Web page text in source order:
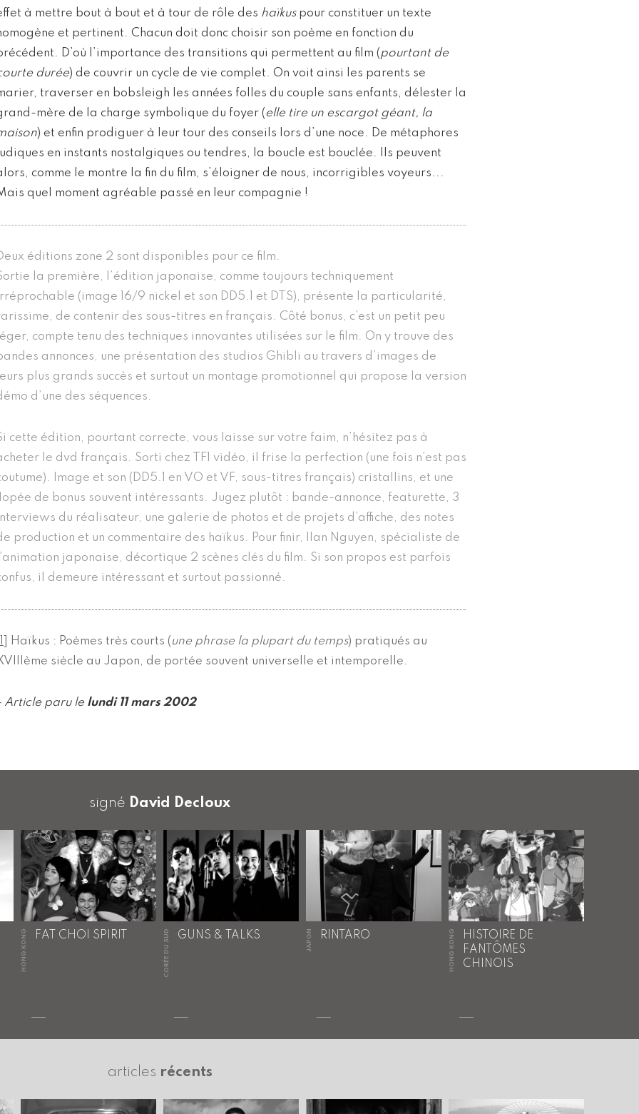
à mettre bout à bout et à tour de rôle des haïkuspour constituer un texte
et pertinent. Chacun doit donc choisir son poème en fonction du
D’où l’importance des transitions qui permettent au film (pourtant de
durée) de couvrir un cycle de vie complet. On voit ainsi les parents se
traverser en bobsleigh les années folles du couple sans enfants, délester la
mère de la charge symbolique du foyer (elle tire un escargot géant, la
) et enfin prodiguer à leur tour des conseils lors d’une noce. De métaphores
en instants nostalgiques ou tendres, la boucle est bouclée. Ils peuvent
comme le montre la fin du film, s’éloigner de nous, incorrigibles voyeurs...
quel moment agréable passé en leur compagnie !
éditions zone 2 sont disponibles pour ce film.
la première, l’édition japonaise, comme toujours techniquement
(image 16/9 nickel et son DD5.1 et DTS), présente la particularité,
de contenir des sous-titres en français. Côté bonus, c’est un petit peu
compte tenu des techniques innovantes utilisées sur le film. On y trouve des
annonces, une présentation des studios Ghibli au travers d’images de
plus grands succès et surtout un montage promotionnel qui propose la version
d’une des séquences.
cette édition, pourtant correcte, vous laisse sur votre faim, n’hésitez pas à
le dvd français. Sorti chez TF1 vidéo, il frise la perfection (une fois n’est pas
Image et son (DD5.1 en VO et VF, sous-titres français) cristallins, et une
de bonus souvent intéressants. Jugez plutôt : bande-annonce, featurette, 3
du réalisateur, une galerie de photos et de projets d’affiche, des notes
production et un commentaire des haïkus. Pour finir, Ilan Nguyen, spécialiste de
japonaise, décortique 2 scènes clés du film. Si son propos est parfois
il demeure intéressant et surtout passionné.
Haïkus : Poèmes très courts ( une phrase la plupart du temps) pratiqués au
siècle au Japon, de portée souvent universelle et intemporelle.
Article paru le lundi 11 mars 2002
signé David Decloux
HONG KONG FAT CHOI SPIRIT CORÉE DU SUD GUNS & TALKS JAPON RINTARO HONG KONG
HISTOIRE DE
FANTÔMES
CHINOIS
articles récents